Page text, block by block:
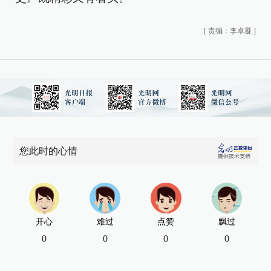
[ 责编：李卓凝 ]
您此时的心情
开心
0
难过
0
点赞
0
飘过
0